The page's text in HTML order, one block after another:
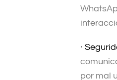
·
por mal